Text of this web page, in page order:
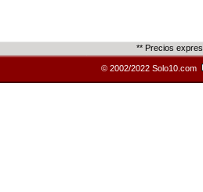
** Precios
© 2002/2022 Solo10.com